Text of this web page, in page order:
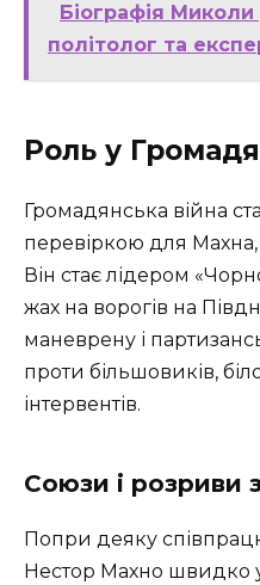
Біографія
політолог та
Роль у
Громадянська війна
перевіркою для Махна,
Він стає лідером
жах на ворогів на
маневрену і
проти більшовиків,
інтервентів.
Союзи і розриви
Попри деяку
Нестор Махно швидко